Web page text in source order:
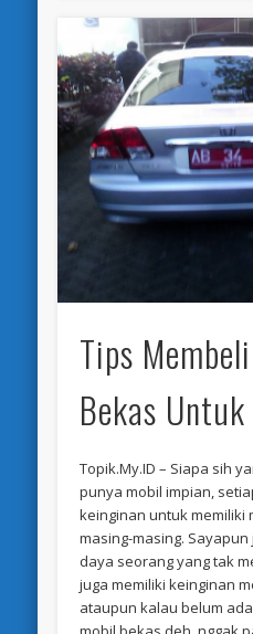
Tips
Bekas
Topik.My.ID – Siapa sih
punya mobil impian,
keinginan untuk memiliki
masing-masing.
daya seorang yang tak
juga memiliki keinginan
ataupun kalau belum